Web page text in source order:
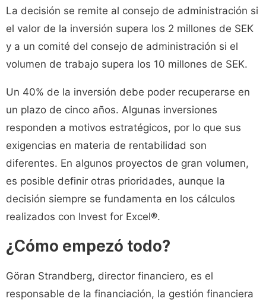
La decisión se remite al consejo de administración si
el valor de la inversión supera los 2 millones de SEK
y a un comité del consejo de administración si el
volumen de trabajo supera los 10 millones de SEK.
Un 40% de la inversión debe poder recuperarse en
un plazo de cinco años. Algunas inversiones
responden a motivos estratégicos, por lo que sus
exigencias en materia de rentabilidad son
diferentes. En algunos proyectos de gran volumen,
es posible definir otras prioridades, aunque la
decisión siempre se fundamenta en los cálculos
realizados con Invest for Excel®.
¿Cómo empezó todo?
Göran Strandberg, director financiero, es el
responsable de la financiación, la gestión financiera